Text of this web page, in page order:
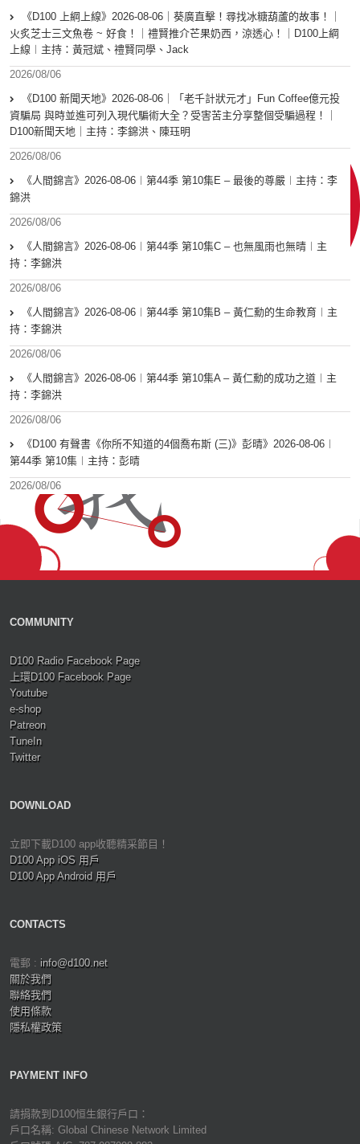
《D100 上綱上線》2026-08-06｜葵廣直擊！尋找冰糖葫蘆的故事！｜
火炙芝士三文魚卷 ~ 好食！｜禮賢推介芒果奶西，涼透心！｜D100上綱
上線︱主持：黃冠斌、禮賢同學、Jack
2026/08/06
《D100 新聞天地》2026-08-06｜「老千計狀元才」Fun Coffee億元投
資騙局 與時並進可列入現代騙術大全？受害苦主分享整個受騙過程！｜
D100新聞天地｜主持：李錦洪、陳珏明
2026/08/06
《人間錦言》2026-08-06︱第44季 第10集E – 最後的尊嚴︱主持：李
錦洪
2026/08/06
《人間錦言》2026-08-06︱第44季 第10集C – 也無風雨也無晴︱主
持：李錦洪
2026/08/06
《人間錦言》2026-08-06︱第44季 第10集B – 黃仁勳的生命教育︱主
持：李錦洪
2026/08/06
《人間錦言》2026-08-06︱第44季 第10集A – 黃仁勳的成功之道︱主
持：李錦洪
2026/08/06
《D100 有聲書《你所不知道的4個喬布斯 (三)》彭晴》2026-08-06︱
第44季 第10集︱主持：彭晴
2026/08/06
COMMUNITY
D100 Radio Facebook Page
上環D100 Facebook Page
Youtube
e-shop
Patreon
TuneIn
Twitter
DOWNLOAD
立即下載D100 app收聽精采節目！
D100 App iOS 用戶
D100 App Android 用戶
CONTACTS
電郵 : info@d100.net
關於我們
聯絡我們
使用條款
隱私權政策
PAYMENT INFO
請捐款到D100恒生銀行戶口：
戶口名稱: Global Chinese Network Limited